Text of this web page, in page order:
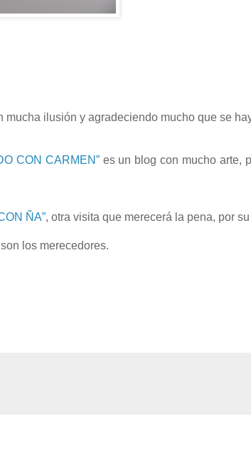
ilusión y agradeciendo mucho que se
CON CARMEN” es un blog con mucho arte,
ÑA”, otra visita que merecerá la pena, por
los merecedores.